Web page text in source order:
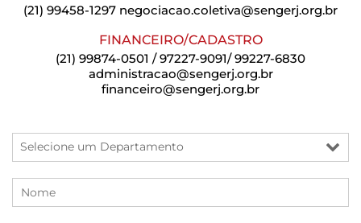
(21) 99458-1297 negociacao.coletiva@sengerj.org.br
FINANCEIRO/CADASTRO
(21) 99874-0501 / 97227-9091/ 99227-6830
administracao@sengerj.org.br
financeiro@sengerj.org.br